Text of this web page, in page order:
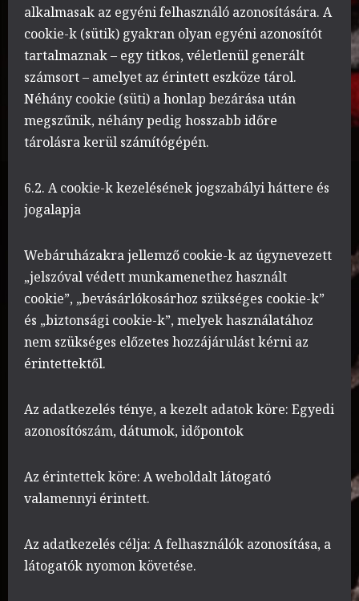
alkalmasak az egyéni felhasználó azonosítására. A
cookie-k (sütik) gyakran olyan egyéni azonosítót
tartalmaznak – egy titkos, véletlenül generált
számsort – amelyet az érintett eszköze tárol.
Néhány cookie (süti) a honlap bezárása után
megszűnik, néhány pedig hosszabb időre
tárolásra kerül számítógépén.
6.2. A cookie-k kezelésének jogszabályi háttere és
jogalapja
Webáruházakra jellemző cookie-k az úgynevezett
„jelszóval védett munkamenethez használt
cookie”, „bevásárlókosárhoz szükséges cookie-k”
és „biztonsági cookie-k”, melyek használatához
nem szükséges előzetes hozzájárulást kérni az
érintettektől.
Az adatkezelés ténye, a kezelt adatok köre: Egyedi
azonosítószám, dátumok, időpontok
Az érintettek köre: A weboldalt látogató
valamennyi érintett.
Az adatkezelés célja: A felhasználók azonosítása, a
látogatók nyomon követése.